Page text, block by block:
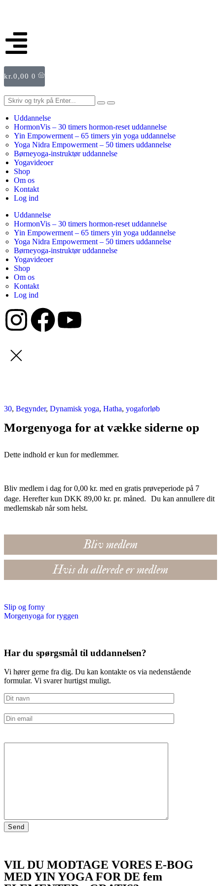
kr.0,00 0
Uddannelse
HormonVis – 30 timers hormon-reset uddannelse
Yin Empowerment – 65 timers yin yoga uddannelse
Yoga Nidra Empowerment – 50 timers uddannelse
Børneyoga-instruktør uddannelse
Yogavideoer
Shop
Om os
Kontakt
Log ind
Uddannelse
HormonVis – 30 timers hormon-reset uddannelse
Yin Empowerment – 65 timers yin yoga uddannelse
Yoga Nidra Empowerment – 50 timers uddannelse
Børneyoga-instruktør uddannelse
Yogavideoer
Shop
Om os
Kontakt
Log ind
30, Begynder, Dynamisk yoga, Hatha, yogaforløb
Morgenyoga for at vække siderne op
Dette indhold er kun for medlemmer.
Bliv medlem i dag for 0,00 kr. med en gratis prøveperiode på 7
dage. Herefter kun DKK 89,00 kr. pr. måned. Du kan annullere dit
medlemskab når som helst.
Bliv medlem
Hvis du allerede er medlem
Slip og forny
Morgenyoga for ryggen
Har du spørgsmål til uddannelsen?
Vi hører gerne fra dig. Du kan kontakte os via nedenstående
formular. Vi svarer hurtigst muligt.
VIL DU MODTAGE VORES E-BOG
MED YIN YOGA FOR DE fem